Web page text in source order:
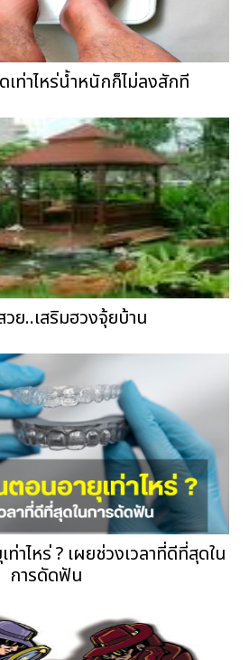
ท่าไหร่น้ำหนักก็ไม่ลงสักที
ย..เสริมฮวงจุ้ยบ้าน
าไหร่ ? เผยช่วงเวลาที่ดีที่สุดใน
การดัดฟัน